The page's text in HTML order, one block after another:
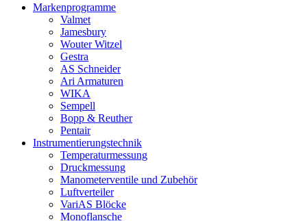
Markenprogramme
Valmet
Jamesbury
Wouter Witzel
Gestra
AS Schneider
Ari Armaturen
WIKA
Sempell
Bopp & Reuther
Pentair
Instrumentierungs­technik
Temperaturmessung
Druckmessung
Manometerventile und Zubehör
Luftverteiler
VariAS Blöcke
Monoflansche